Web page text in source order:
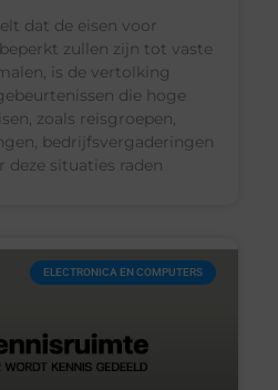
dat de eisen voor
zullen zijn tot vaste
is de vertolking
die hoge
zoals reisgroepen,
bedrijfsvergaderingen
deze situaties raden
ELECTRONICA EN COMPUTERS